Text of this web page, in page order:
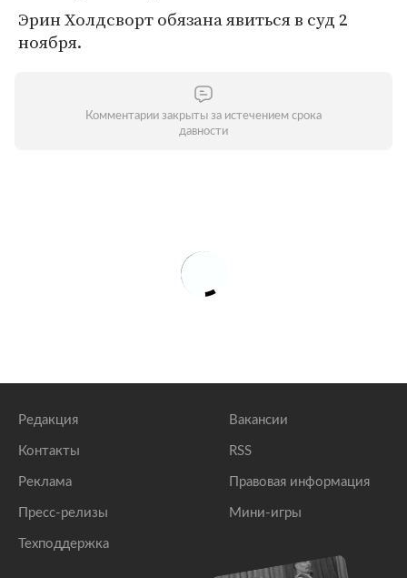
Эрин Холдсворт обязана явиться в суд 2
ноября.
Комментарии закрыты за истечением срока
давности
Редакция
Контакты
Реклама
Пресс-релизы
Техподдержка
Вакансии
RSS
Правовая информация
Мини-игры